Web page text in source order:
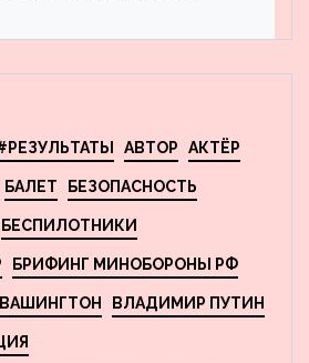
террористов, планировавших
АВТОР АКТЁР
БАЛЕТ БЕЗОПАСНОСТЬ
БЕСПИЛОТНИКИ
БРИФИНГ МИНОБОРОНЫ РФ
ВАШИНГТОН ВЛАДИМИР ПУТИН